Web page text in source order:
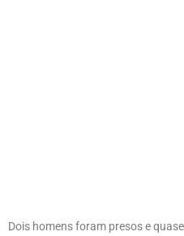
Dois homens foram presos e